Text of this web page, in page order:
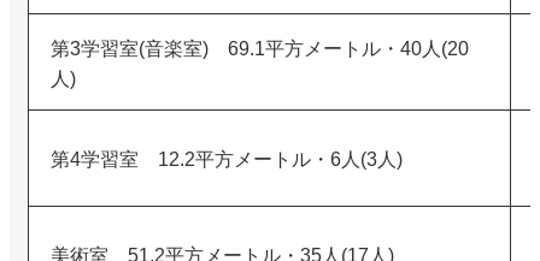
第3学習室(音楽室) 69.1平方メートル・40人(20
人)
第4学習室 12.2平方メートル・6人(3人)
美術室 51.2平方メートル・35人(17人)